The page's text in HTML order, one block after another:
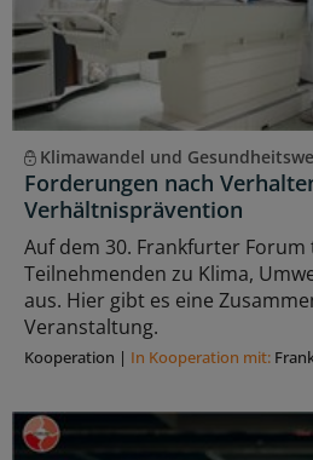
Klimawandel und
Forderungen nach
Verhältnisprävention
Auf dem 30. Frankfurter
Teilnehmenden zu Klima,
aus. Hier gibt es eine
Veranstaltung.
Kooperation | In Kooperation mit: